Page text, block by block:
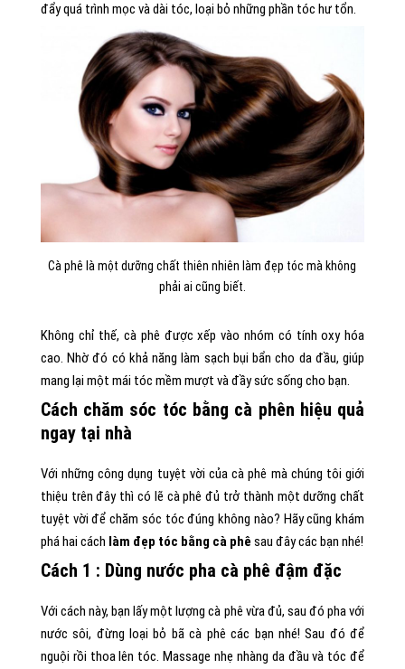
đẩy quá trình mọc và dài tóc, loại bỏ những phần tóc hư tổn.
Cà phê là một dưỡng chất thiên nhiên làm đẹp tóc mà không
phải ai cũng biết.
Không chỉ thế, cà phê được xếp vào nhóm có tính oxy hóa
cao. Nhờ đó có khả năng làm sạch bụi bẩn cho da đầu, giúp
mang lại một mái tóc mềm mượt và đầy sức sống cho bạn.
Cách chăm sóc tóc bằng cà phên hiệu quả
ngay tại nhà
Với những công dụng tuyệt vời của cà phê mà chúng tôi giới
thiệu trên đây thì có lẽ cà phê đủ trở thành một dưỡng chất
tuyệt vời để chăm sóc tóc đúng không nào? Hãy cũng khám
phá hai cách làm đẹp tóc bằng cà phê sau đây các bạn nhé!
Cách 1 : Dùng nước pha cà phê đậm đặc
Với cách này, bạn lấy một lượng cà phê vừa đủ, sau đó pha với
nước sôi, đừng loại bỏ bã cà phê các bạn nhé! Sau đó để
nguội rồi thoa lên tóc. Massage nhẹ nhàng da đầu và tóc để